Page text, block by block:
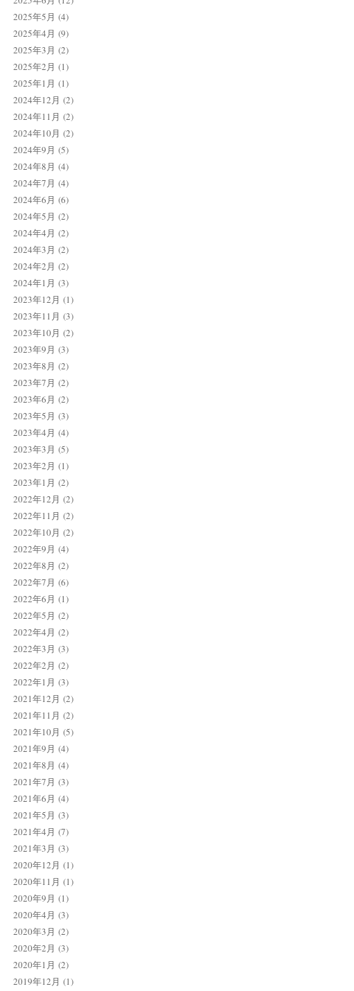
2025年5月 (4)
2025年4月 (9)
2025年3月 (2)
2025年2月 (1)
2025年1月 (1)
2024年12月 (2)
2024年11月 (2)
2024年10月 (2)
2024年9月 (5)
2024年8月 (4)
2024年7月 (4)
2024年6月 (6)
2024年5月 (2)
2024年4月 (2)
2024年3月 (2)
2024年2月 (2)
2024年1月 (3)
2023年12月 (1)
2023年11月 (3)
2023年10月 (2)
2023年9月 (3)
2023年8月 (2)
2023年7月 (2)
2023年6月 (2)
2023年5月 (3)
2023年4月 (4)
2023年3月 (5)
2023年2月 (1)
2023年1月 (2)
2022年12月 (2)
2022年11月 (2)
2022年10月 (2)
2022年9月 (4)
2022年8月 (2)
2022年7月 (6)
2022年6月 (1)
2022年5月 (2)
2022年4月 (2)
2022年3月 (3)
2022年2月 (2)
2022年1月 (3)
2021年12月 (2)
2021年11月 (2)
2021年10月 (5)
2021年9月 (4)
2021年8月 (4)
2021年7月 (3)
2021年6月 (4)
2021年5月 (3)
2021年4月 (7)
2021年3月 (3)
2020年12月 (1)
2020年11月 (1)
2020年9月 (1)
2020年4月 (3)
2020年3月 (2)
2020年2月 (3)
2020年1月 (2)
2019年12月 (1)